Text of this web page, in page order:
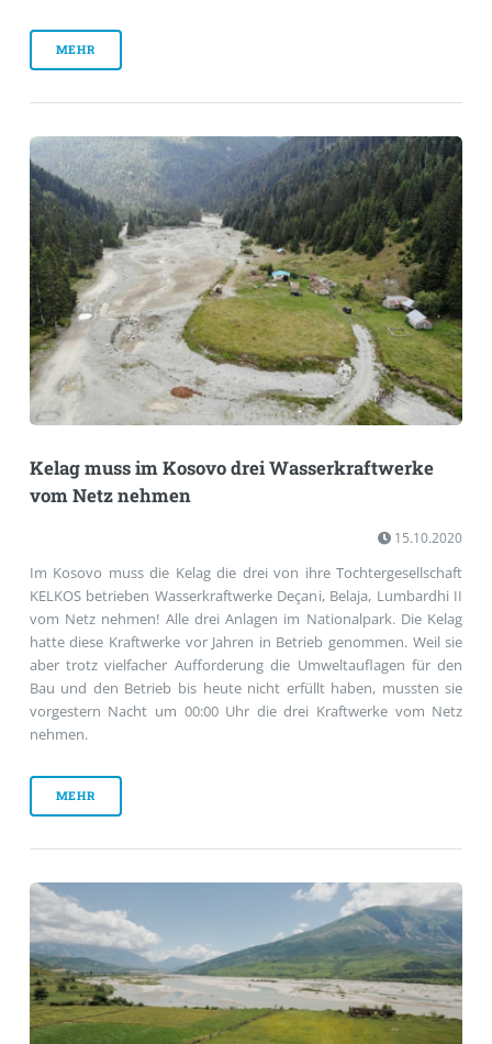
MEHR
Kelag muss im Kosovo drei Wasserkraftwerke
vom Netz nehmen
15.10.2020
Im Kosovo muss die Kelag die drei von ihre Tochtergesellschaft
KELKOS betrieben Wasserkraftwerke Deçani, Belaja, Lumbardhi II
vom Netz nehmen! Alle drei Anlagen im Nationalpark. Die Kelag
hatte diese Kraftwerke vor Jahren in Betrieb genommen. Weil sie
aber trotz vielfacher Aufforderung die Umweltauflagen für den
Bau und den Betrieb bis heute nicht erfüllt haben, mussten sie
vorgestern Nacht um 00:00 Uhr die drei Kraftwerke vom Netz
nehmen.
MEHR